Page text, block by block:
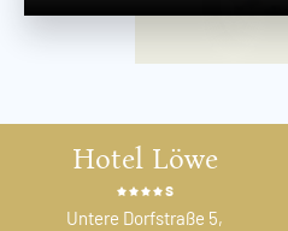
Hotel Löwe
s
Untere Dorfstraße 5,